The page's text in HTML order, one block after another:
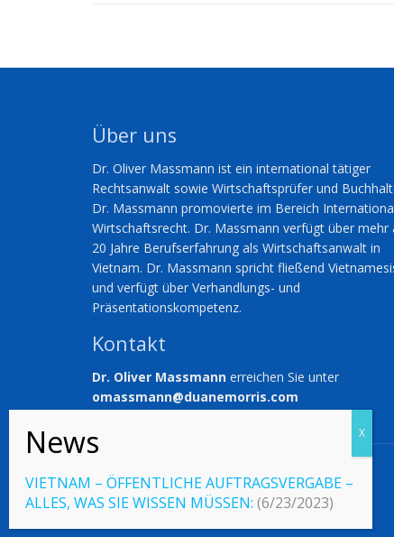
Über uns
Dr. Oliver Massmann ist ein international tätiger
Rechtsanwalt sowie Wirtschaftsprüfer und
Dr. Massmann promovierte im Bereich
Wirtschaftsrecht. Dr. Massmann verfügt über mehr
20 Jahre Berufserfahrung als Wirtschaftsanwalt in
Vietnam. Dr. Massmann spricht fließend
und verfügt über Verhandlungs- und
Präsentationskompetenz.
Kontakt
Dr. Oliver Massmann erreichen Sie unter
omassmann@duanemorris.com
© 2023 Vietnamlaws.xyz
VIETNAM – ÖFFENTLICHE AUFTRAGSVERGABE –
ALLES, WAS SIE WISSEN MÜSSEN: (6/23/2023)